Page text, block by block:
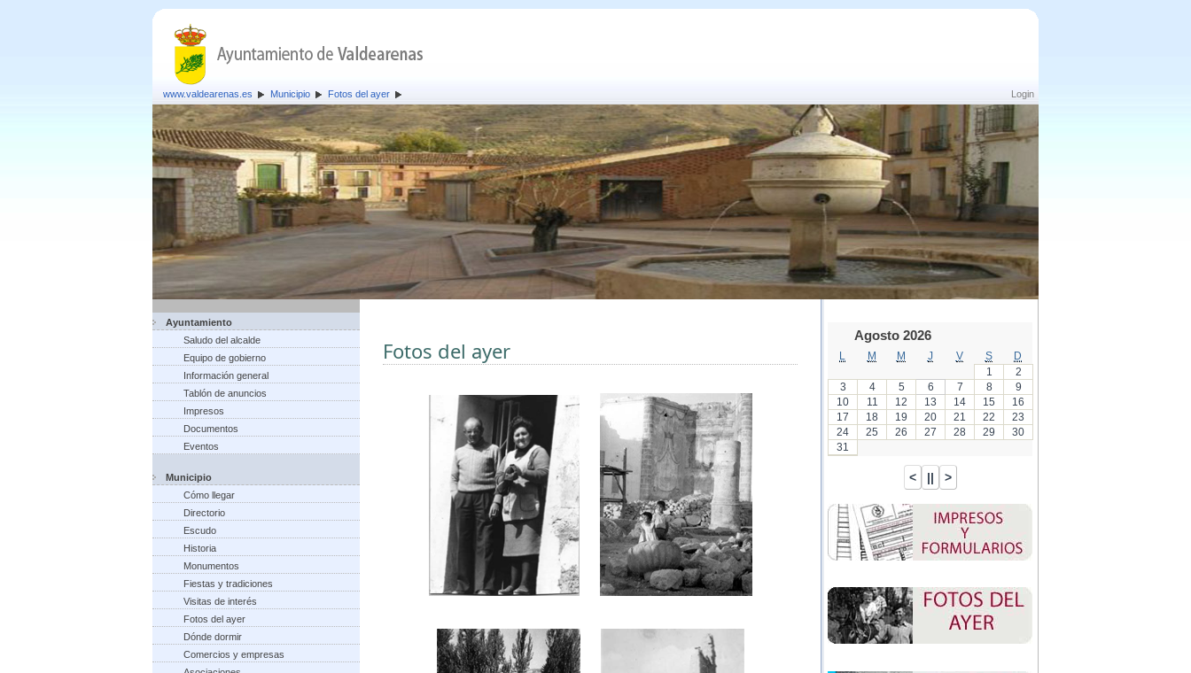
Login
www.valdearenas.es Municipio Fotos del ayer
Ayuntamiento
Saludo del alcalde
Equipo de gobierno
Información general
Tablón de anuncios
Impresos
Documentos
Eventos
Municipio
Cómo llegar
Directorio
Escudo
Historia
Monumentos
Fiestas y tradiciones
Visitas de interés
Fotos del ayer
Dónde dormir
Comercios y empresas
Fotos del ayer
Agosto 2026
M M J V S
D
1
2
3
4 5 6 7 8
9
10
11 12 13 14 15
16
17
18 19 20 21 22
23
24
25 26 27 28 29
30
31